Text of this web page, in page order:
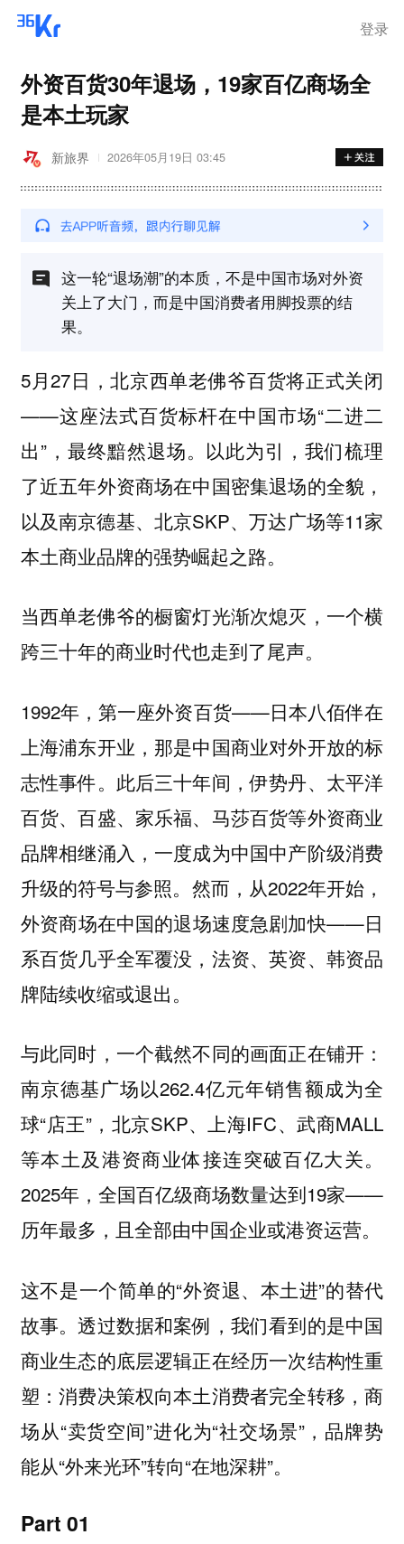
登录
外资百货30年退场，19家百亿商场全
是本土玩家
新旅界 2026年05月19日 03:45
这一轮“退场潮”的本质，不是中国市场对外资
关上了大门，而是中国消费者用脚投票的结
果。
5月27日，北京西单老佛爷百货将正式关闭
——这座法式百货标杆在中国市场“二进二
出”，最终黯然退场。以此为引，我们梳理
了近五年外资商场在中国密集退场的全貌，
以及南京德基、北京SKP、万达广场等11家
本土商业品牌的强势崛起之路。
当西单老佛爷的橱窗灯光渐次熄灭，一个横
跨三十年的商业时代也走到了尾声。
1992年，第一座外资百货——日本八佰伴在
上海浦东开业，那是中国商业对外开放的标
志性事件。此后三十年间，伊势丹、太平洋
百货、百盛、家乐福、马莎百货等外资商业
品牌相继涌入，一度成为中国中产阶级消费
升级的符号与参照。然而，从2022年开始，
外资商场在中国的退场速度急剧加快——日
系百货几乎全军覆没，法资、英资、韩资品
牌陆续收缩或退出。
与此同时，一个截然不同的画面正在铺开：
南京德基广场以262.4亿元年销售额成为全
球“店王”，北京SKP、上海IFC、武商MALL
等本土及港资商业体接连突破百亿大关。
2025年，全国百亿级商场数量达到19家——
历年最多，且全部由中国企业或港资运营。
这不是一个简单的“外资退、本土进”的替代
故事。透过数据和案例，我们看到的是中国
商业生态的底层逻辑正在经历一次结构性重
塑：消费决策权向本土消费者完全转移，商
场从“卖货空间”进化为“社交场景”，品牌势
能从“外来光环”转向“在地深耕”。
Part 01